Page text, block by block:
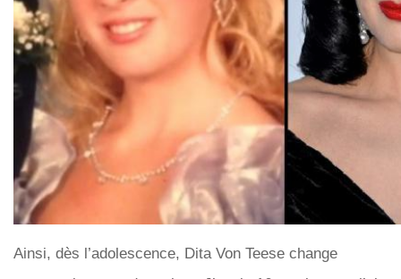
Ainsi, dès l’adolescence, Dita Von Teese change